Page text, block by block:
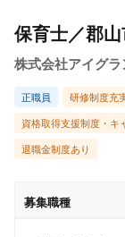
保育士／郡
株式会社アイグラ
正職員 研修制度充
資格取得支援制度・キ
退職金制度あり
募集職種